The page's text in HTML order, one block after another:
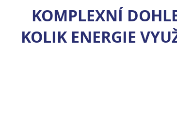
KOMPLEXNÍ
KOLIK ENERGIE